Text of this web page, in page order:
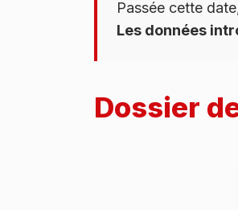
Passée cette
Les données
Dossier